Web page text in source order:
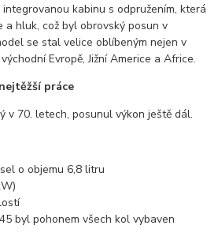
kabinu s odpružením, která
a hluk, což byl obrovský posun v
se stal velice oblíbeným nejen v
Evropě, Jižní Americe a Africe.
práce
v 70. letech, posunul výkon ještě dál.
o objemu 6,8 litru
byl pohonem všech kol vybaven